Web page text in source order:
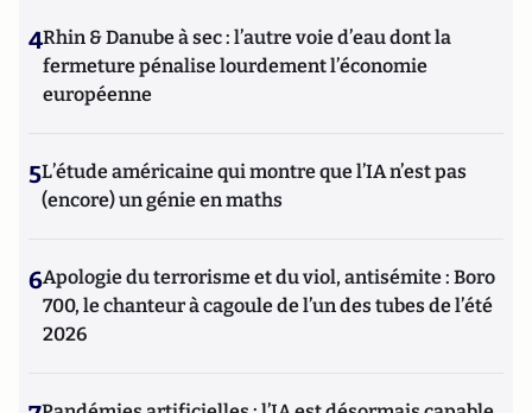
4Rhin & Danube à sec : l’autre voie d’eau dont la
fermeture pénalise lourdement l’économie
européenne
5L’étude américaine qui montre que l’IA n’est pas
(encore) un génie en maths
6Apologie du terrorisme et du viol, antisémite : Boro
700, le chanteur à cagoule de l’un des tubes de l’été
2026